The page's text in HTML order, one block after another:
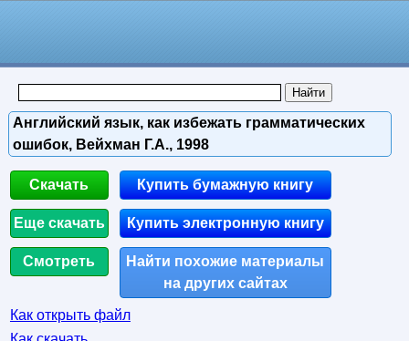
Английский язык, как избежать грамматических
ошибок, Вейхман Г.А., 1998
Скачать
Еще скачать
Смотреть
Купить бумажную книгу
Купить электронную книгу
Найти похожие материалы
на других сайтах
Как открыть файл